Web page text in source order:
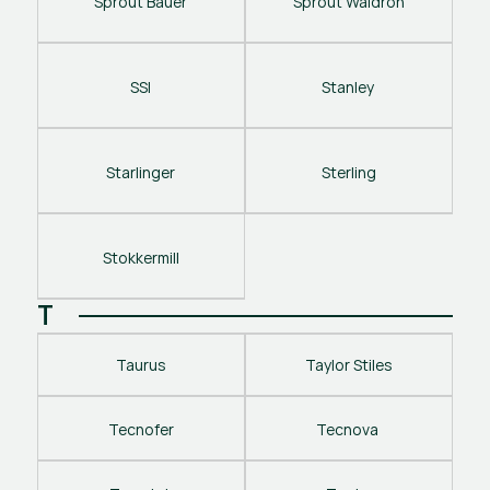
SSI Stanley
Starlinger Sterling
Stokkermill
T
Taurus Taylor Stiles
Tecnofer Tecnova